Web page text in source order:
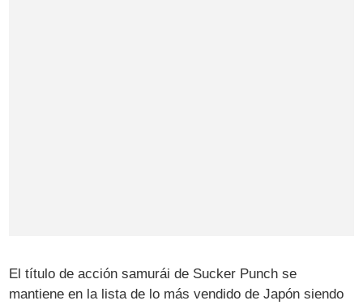
El título de acción samurái de Sucker Punch se
mantiene en la lista de lo más vendido de Japón siendo